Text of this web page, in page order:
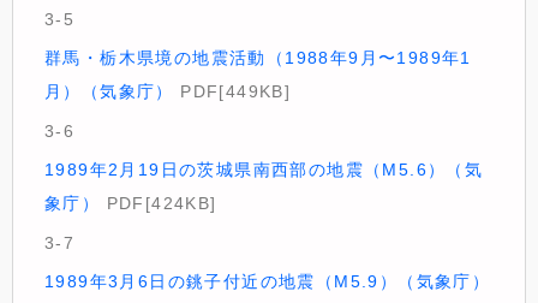
3-5
群馬・栃木県境の地震活動（1988年9月〜1989年1
月）（気象庁）
PDF[449KB]
3-6
1989年2月19日の茨城県南西部の地震（M5.6）（気
象庁）
PDF[424KB]
3-7
1989年3月6日の銚子付近の地震（M5.9）（気象庁）